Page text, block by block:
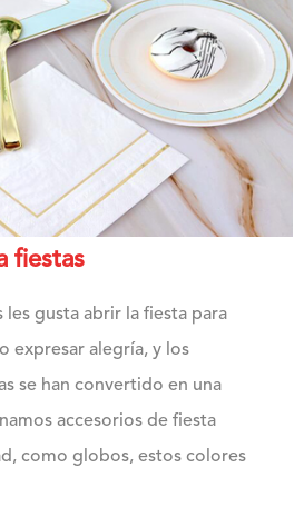
fiestas
les gusta abrir la fiesta para
expresar alegría, y los
se han convertido en una
accesorios de fiesta
como globos, estos colores